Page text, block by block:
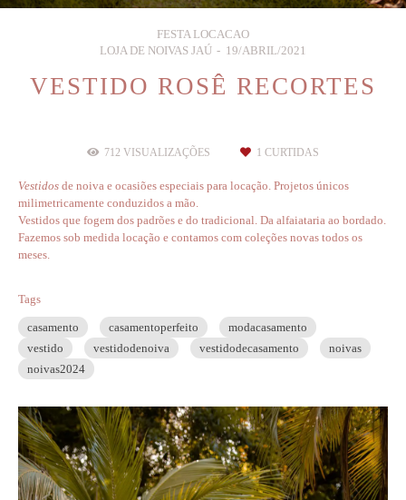
FESTA LOCACAO
LOJA DE NOIVAS JAÚ
19/ABRIL/2021
VESTIDO ROSÊ RECORTES
712 VISUALIZAÇÕES 1 CURTIDAS
Vestidos de noiva e ocasiões especiais para locação. Projetos únicos
milimetricamente conduzidos a mão.
Vestidos que fogem dos padrões e do tradicional. Da alfaiataria ao bordado.
Fazemos sob medida locação e contamos com coleções novas todos os
meses.
Tags
casamento casamentoperfeito
modacasamento
vestido
vestidodenoiva vestidodecasamento
noivas
noivas2024